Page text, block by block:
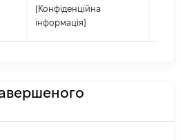
[Конфіденційна
інформація]